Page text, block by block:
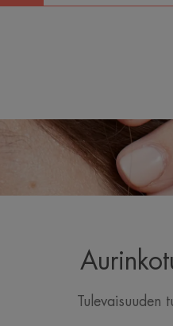
Tulevaisuuden